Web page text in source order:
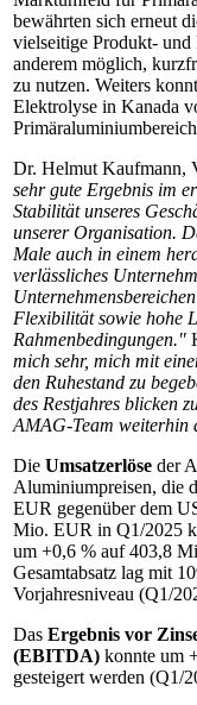
bewährten sich erneut
vielseitige Produkt-
anderem möglich,
zu nutzen. Weiters
Elektrolyse in Kanada
Dr. Helmut Kaufmann,
sehr gute Ergebnis im
Stabilität unseres
unserer Organisation.
Male auch in einem
verlässliches
Flexibilität sowie hohe
Rahmenbedingungen."
mich sehr, mich mit
den Ruhestand zu
des Restjahres blicken
AMAG-Team weiterhin
Die Umsatzerlöse der
Aluminiumpreisen, die
EUR gegenüber dem
Mio. EUR in Q1/2025
um +0,6 % auf 403,8
Gesamtabsatz lag mit
Vorjahresniveau (Q1/
Das Ergebnis vor
(EBITDA) konnte um
gesteigert werden (Q1/